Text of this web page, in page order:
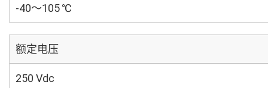
-40～105 ℃
额定电压
250 Vdc